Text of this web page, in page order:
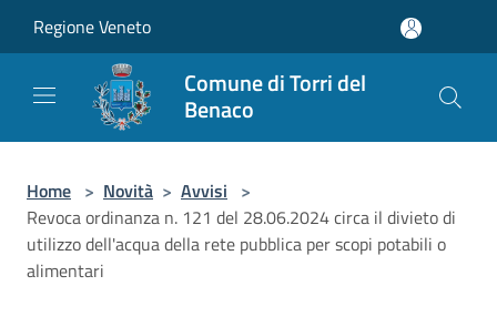
Regione Veneto
Comune di Torri del
Benaco
Home > Novità > Avvisi >
Revoca ordinanza n. 121 del 28.06.2024 circa il divieto di
utilizzo dell'acqua della rete pubblica per scopi potabili o
alimentari